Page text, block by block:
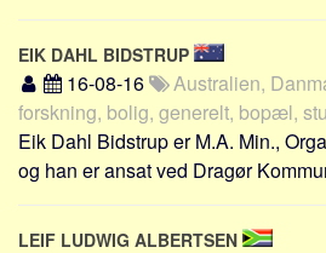
EIK DAHL BIDSTRUP
16-08-16
Australien,
forskning, bolig, generelt, bopæl,
Eik Dahl Bidstrup er M.A. Min.,
og han er ansat ved Dragør
LEIF LUDWIG ALBERTSEN